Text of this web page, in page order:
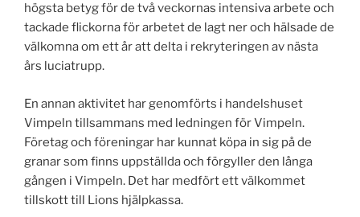
högsta betyg för de två veckornas intensiva arbete och
tackade flickorna för arbetet de lagt ner och hälsade de
välkomna om ett år att delta i rekryteringen av nästa
års luciatrupp.
En annan aktivitet har genomförts i handelshuset
Vimpeln tillsammans med ledningen för Vimpeln.
Företag och föreningar har kunnat köpa in sig på de
granar som finns uppställda och förgyller den långa
gången i Vimpeln. Det har medfört ett välkommet
tillskott till Lions hjälpkassa.